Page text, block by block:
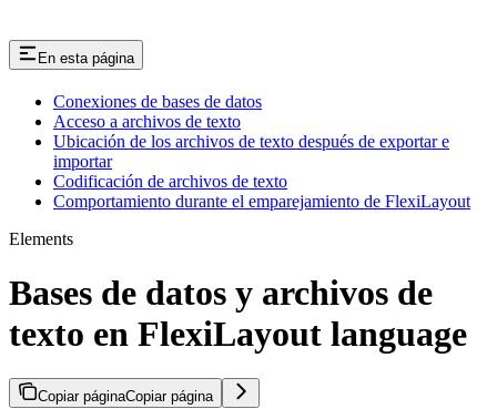
En esta página
Conexiones de bases de datos
Acceso a archivos de texto
Ubicación de los archivos de texto después de exportar e
importar
Codificación de archivos de texto
Comportamiento durante el emparejamiento de FlexiLayout
Elements
Bases de datos y archivos de
texto en FlexiLayout language
Copiar páginaCopiar página